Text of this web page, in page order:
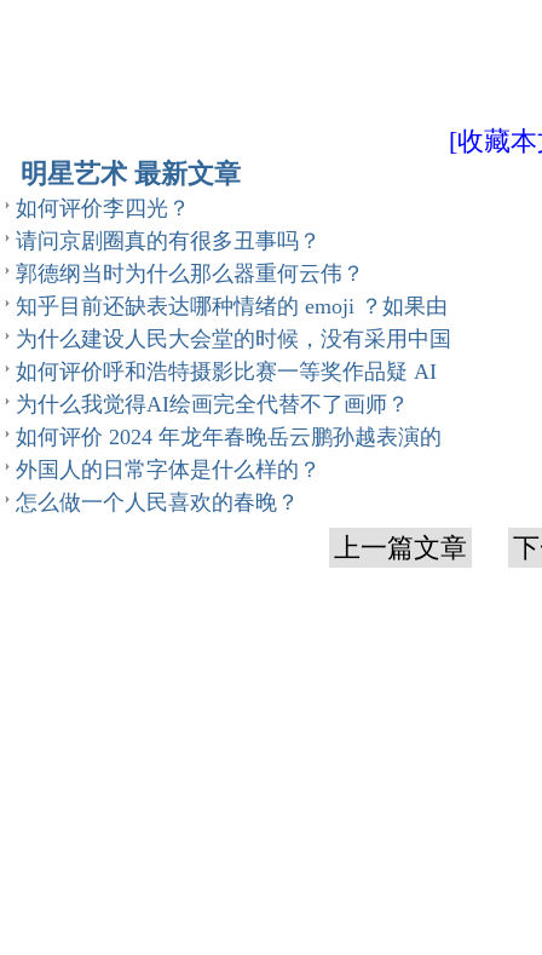
[收藏
明星艺术 最新文章
如何评价李四光？
请问京剧圈真的有很多丑事吗？
郭德纲当时为什么那么器重何云伟？
知乎目前还缺表达哪种情绪的 emoji ？如果由
为什么建设人民大会堂的时候，没有采用中国
如何评价呼和浩特摄影比赛一等奖作品疑 AI
为什么我觉得AI绘画完全代替不了画师？
如何评价 2024 年龙年春晚岳云鹏孙越表演的
外国人的日常字体是什么样的？
怎么做一个人民喜欢的春晚？
上一篇文章